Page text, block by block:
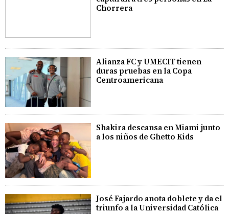
Chorrera
Alianza FC y UMECIT tienen
duras pruebas en la Copa
Centroamericana
Shakira descansa en Miami junto
a los niños de Ghetto Kids
José Fajardo anota doblete y da el
triunfo a la Universidad Católica